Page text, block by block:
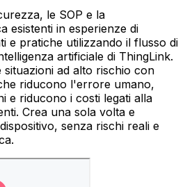
le SOP e la
esistenti in esperienze di
e pratiche utilizzando il flusso di
artificiale di ThingLink.
situazioni ad alto rischio con
riducono l'errore umano,
e riducono i costi legati alla
Crea una sola volta e
senza rischi reali e